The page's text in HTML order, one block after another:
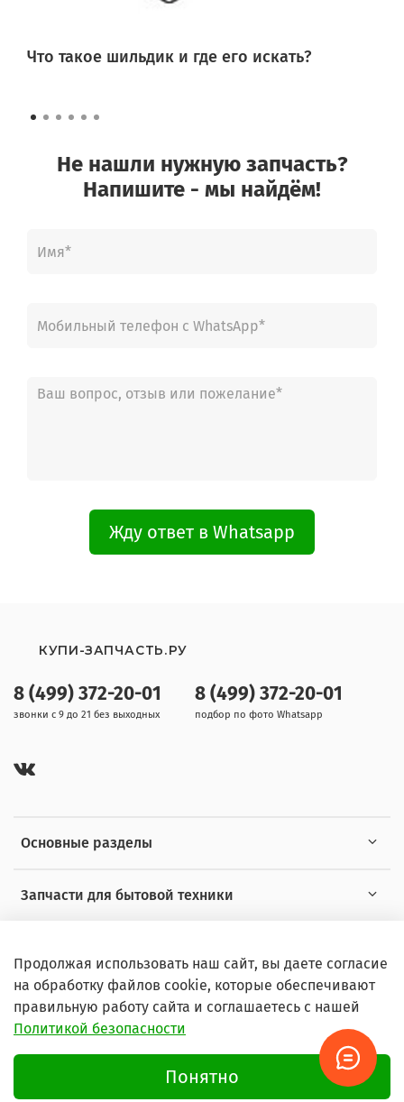
Что такое шильдик и где его искать?
Не нашли нужную запчасть?
Напишите - мы найдём!
Жду ответ в Whatsapp
Основные разделы
Запчасти для бытовой техники
8 (499) 372-20-01
звонки с 9 до 21 без выходных
8 (499) 372-20-01
подбор по фото Whatsapp
КУПИ-ЗАПЧАСТЬ.РУ
© 2026 Любое использование контента без письменного
Продолжая использовать наш сайт, вы даете согласие
на обработку файлов cookie, которые обеспечивают
правильную работу сайта и соглашаетесь с нашей
Политикой безопасности
Понятно